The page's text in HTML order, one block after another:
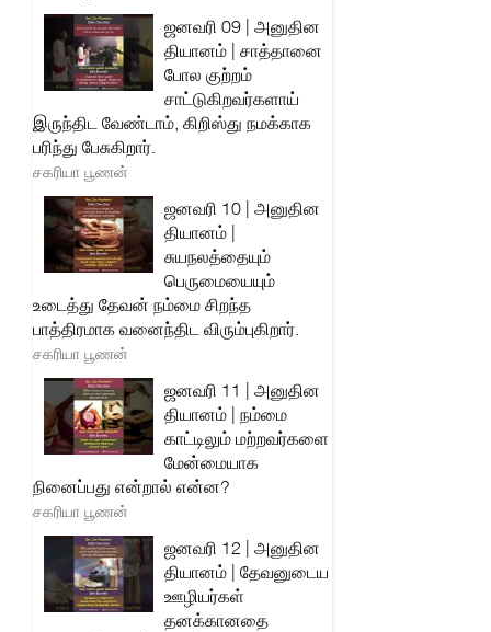
ஜனவரி 09 | அனுதின
தியானம் | சாத்தானை
போல குற்றம்
சாட்டுகிறவர்களாய்
இருந்திட வேண்டாம், கிறிஸ்து நமக்காக
பரிந்து பேசுகிறார்.
சகரியா பூணன்
ஜனவரி 10 | அனுதின
தியானம் |
சுயநலத்தையும்
பெருமையையும்
உடைத்து தேவன் நம்மை சிறந்த
பாத்திரமாக வனைந்திட விரும்புகிறார்.
சகரியா பூணன்
ஜனவரி 11 | அனுதின
தியானம் | நம்மை
காட்டிலும் மற்றவர்களை
மேன்மையாக
நினைப்பது என்றால் என்ன?
சகரியா பூணன்
ஜனவரி 12 | அனுதின
தியானம் | தேவனுடைய
ஊழியர்கள்
தனக்கானதை